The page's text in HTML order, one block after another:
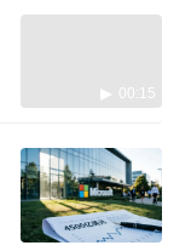
00:15